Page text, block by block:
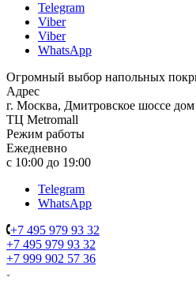
Telegram
Viber
Viber
WhatsApp
Огромный выбор напольных
Адрес
г. Москва, Дмитровское шоссе дом
ТЦ Metromall
Режим работы
Ежедневно
с 10:00 до 19:00
Telegram
WhatsApp
+7 495 979 93 32
+7 495 979 93 32
+7 999 902 57 36